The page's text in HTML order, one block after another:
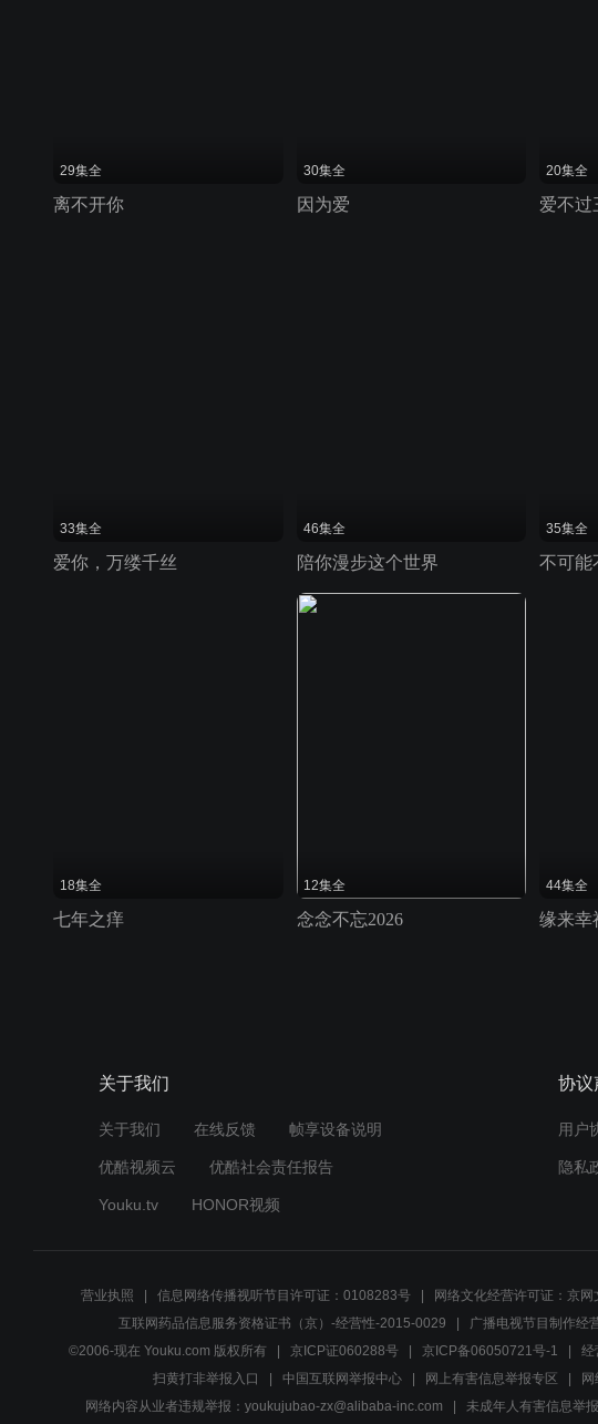
29集全
离不开你
30集全
因为爱
20集全
爱不过
33集全
爱你，万缕千丝
46集全
陪你漫步这个世界
35集全
不可能
18集全
七年之痒
12集全
念念不忘2026
44集全
缘来幸
关于我们
关于我们 在线反馈 帧享设备说明
优酷视频云 优酷社会责任报告
Youku.tv HONOR视频
协议
用户
隐私
营业执照 信息网络传播视听节目许可证：0108283号 网络文化经营许可证：京
互联网药品信息服务资格证书（京）-经营性-2015-0029
广播电视节目制作经
©2006-现在 Youku.com 版权所有
京ICP证060288号 京ICP备06050721号-1 经
扫黄打非举报入口
中国互联网举报中心 网上有害信息举报专区
网络内容从业者违规举报：youkujubao-zx@alibaba-inc.com
未成年人有害信息举